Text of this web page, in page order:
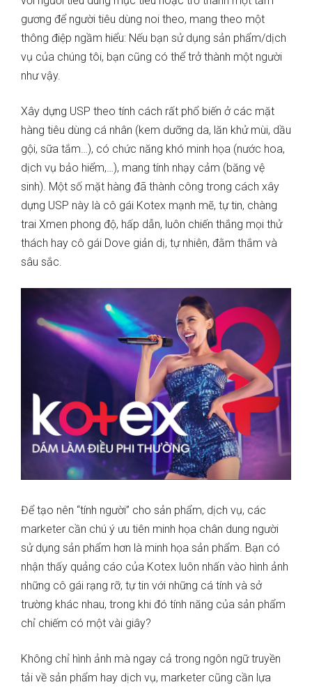
gương để người tiêu dùng noi theo, mang theo một
thông điệp ngầm hiểu: Nếu bạn sử dụng sản phẩm/dịch
vụ của chúng tôi, bạn cũng có thể trở thành một người
như vậy.
Xây dựng USP theo tính cách rất phổ biến ở các mặt
hàng tiêu dùng cá nhân (kem dưỡng da, lăn khử mùi, dầu
gội, sữa tắm…), có chức năng khó minh họa (nước hoa,
dịch vụ bảo hiểm,…), mang tính nhạy cảm (băng vệ
sinh). Một số mặt hàng đã thành công trong cách xây
dựng USP này là cô gái Kotex mạnh mẽ, tự tin, chàng
trai Xmen phong độ, hấp dẫn, luôn chiến thắng mọi thử
thách hay cô gái Dove giản dị, tự nhiên, đằm thắm và
sâu sắc.
Để tạo nên “tính người” cho sản phẩm, dịch vụ, các
marketer cần chú ý ưu tiên minh họa chân dung người
sử dụng sản phẩm hơn là minh họa sản phẩm. Bạn có
nhận thấy quảng cáo của Kotex luôn nhấn vào hình ảnh
những cô gái rạng rỡ, tự tin với những cá tính và sở
trường khác nhau, trong khi đó tính năng của sản phẩm
chỉ chiếm có một vài giây?
Không chỉ hình ảnh mà ngay cả trong ngôn ngữ truyền
tải về sản phẩm hay dịch vụ, marketer cũng cần lựa